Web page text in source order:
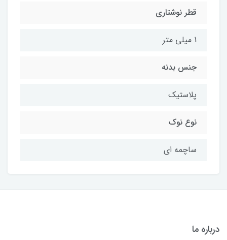
قطر نوشتاری
1 میلی متر
جنس بدنه
پلاستیک
نوع نوک
ساچمه ای
درباره ما